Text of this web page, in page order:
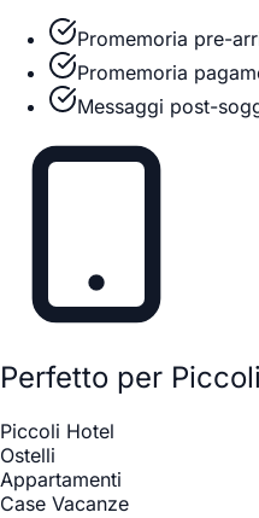
Promemoria pre-
Promemoria
Messaggi post-
Perfetto per
Piccoli Hotel
Ostelli
Appartamenti
Case Vacanze